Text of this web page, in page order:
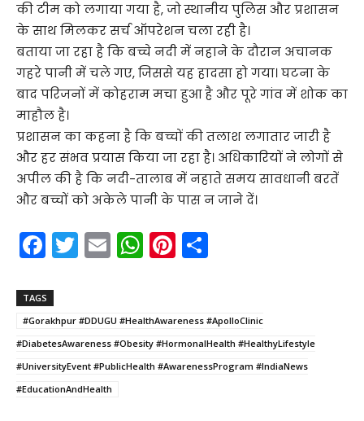
की टीम को लगाया गया है, जो स्थानीय पुलिस और प्रशासन
के साथ मिलकर सर्च ऑपरेशन चला रही है।
बताया जा रहा है कि बच्चे नदी में नहाने के दौरान अचानक
गहरे पानी में चले गए, जिससे यह हादसा हो गया। घटना के
बाद परिजनों में कोहराम मचा हुआ है और पूरे गांव में शोक का
माहौल है।
प्रशासन का कहना है कि बच्चों की तलाश लगातार जारी है
और हर संभव प्रयास किया जा रहा है। अधिकारियों ने लोगों से
अपील की है कि नदी-तालाब में नहाते समय सावधानी बरतें
और बच्चों को अकेले पानी के पास न जाने दें।
F
c
e
b
o
o
T
er
E
l
W
ts
A
p
Pi
e
st
e
TAGS
#Gorakhpur #DDUGU #HealthAwareness #ApolloClinic
#DiabetesAwareness #Obesity #HormonalHealth #HealthyLifestyle
#UniversityEvent #PublicHealth #AwarenessProgram #IndiaNews
#EducationAndHealth